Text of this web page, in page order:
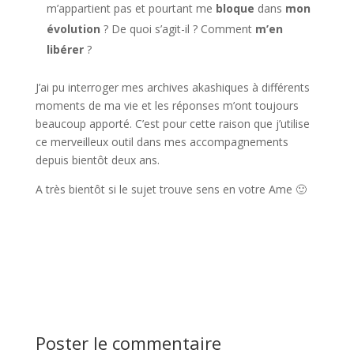
m’appartient pas et pourtant me bloque dans mon
évolution ? De quoi s’agit-il ? Comment m’en
libérer?
J’ai pu interroger mes archives akashiques à différents
moments de ma vie et les réponses m’ont toujours
beaucoup apporté. C’est pour cette raison que j’utilise
ce merveilleux outil dans mes accompagnements
depuis bientôt deux ans.
A très bientôt si le sujet trouve sens en votre Ame 🙂
Poster le commentaire